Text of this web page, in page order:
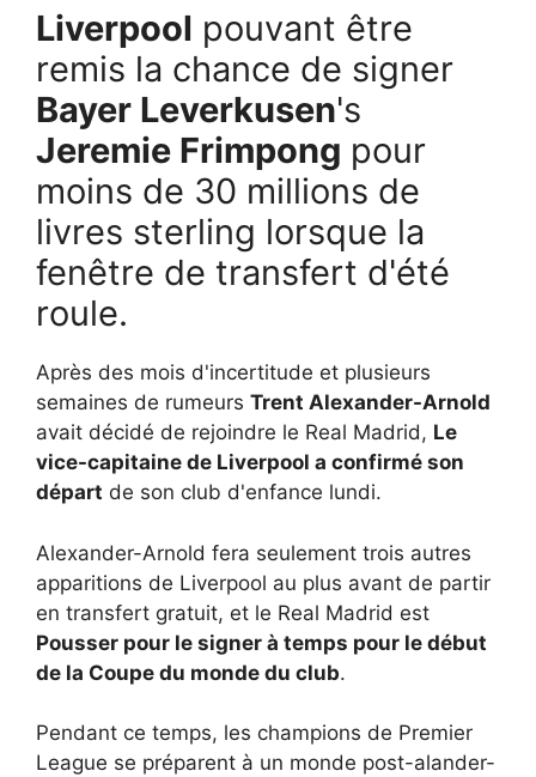
Liverpool pouvant être
remis la chance de signer
Bayer Leverkusen's
Jeremie Frimpong pour
moins de 30 millions de
livres sterling lorsque la
fenêtre de transfert d'été
roule.
Après des mois d'incertitude et plusieurs
semaines de rumeurs Trent Alexander-Arnold
avait décidé de rejoindre le Real Madrid, Le
vice-capitaine de Liverpool a confirmé son
départ de son club d'enfance lundi.
Alexander-Arnold fera seulement trois autres
apparitions de Liverpool au plus avant de partir
en transfert gratuit, et le Real Madrid est
Pousser pour le signer à temps pour le début
de la Coupe du monde du club.
Pendant ce temps, les champions de Premier
League se préparent à un monde post-alander-